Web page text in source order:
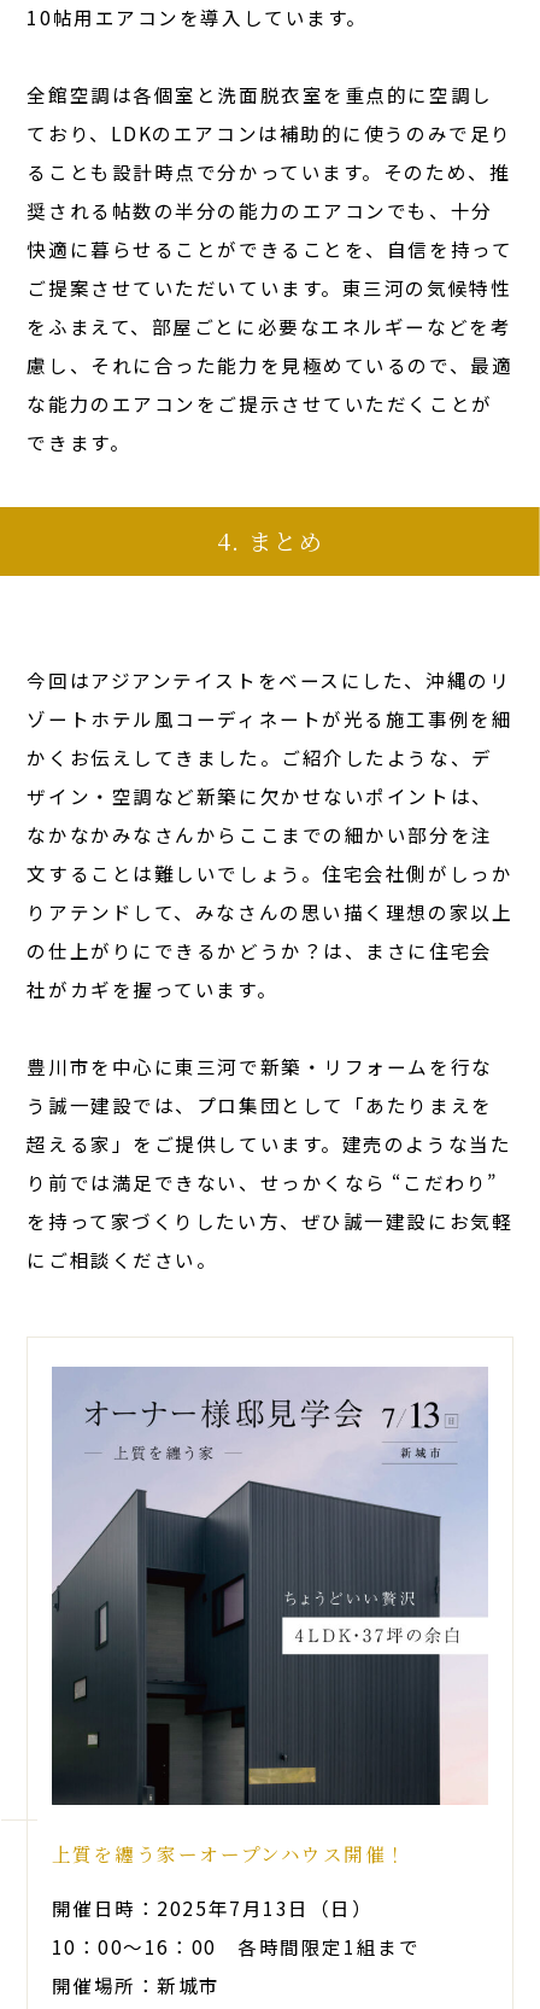
10帖用エアコンを導入しています。
全館空調は各個室と洗面脱衣室を重点的に空調し
ており、LDKのエアコンは補助的に使うのみで足り
ることも設計時点で分かっています。そのため、推
奨される帖数の半分の能力のエアコンでも、十分
快適に暮らせることができることを、自信を持って
ご提案させていただいています。東三河の気候特性
をふまえて、部屋ごとに必要なエネルギーなどを考
慮し、それに合った能力を見極めているので、最適
な能力のエアコンをご提示させていただくことが
できます。
4. まとめ
今回はアジアンテイストをベースにした、沖縄のリ
ゾートホテル風コーディネートが光る施工事例を細
かくお伝えしてきました。ご紹介したような、デ
ザイン・空調など新築に欠かせないポイントは、
なかなかみなさんからここまでの細かい部分を注
文することは難しいでしょう。住宅会社側がしっか
りアテンドして、みなさんの思い描く理想の家以上
の仕上がりにできるかどうか？は、まさに住宅会
社がカギを握っています。
豊川市を中心に東三河で新築・リフォームを行な
う誠一建設では、プロ集団として「あたりまえを
超える家」をご提供しています。建売のような当た
り前では満足できない、せっかくなら “こだわり”
を持って家づくりしたい方、ぜひ誠一建設にお気軽
にご相談ください。
上質を纏う家ーオープンハウス開催！
開催日時：2025年7月13日（日）
10：00～16：00 各時間限定1組まで
開催場所：新城市